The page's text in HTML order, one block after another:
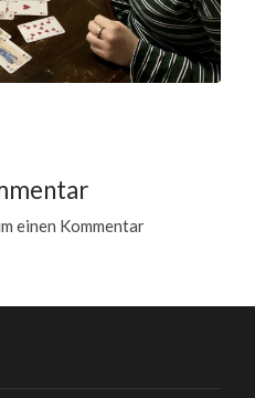
einen Kommentar